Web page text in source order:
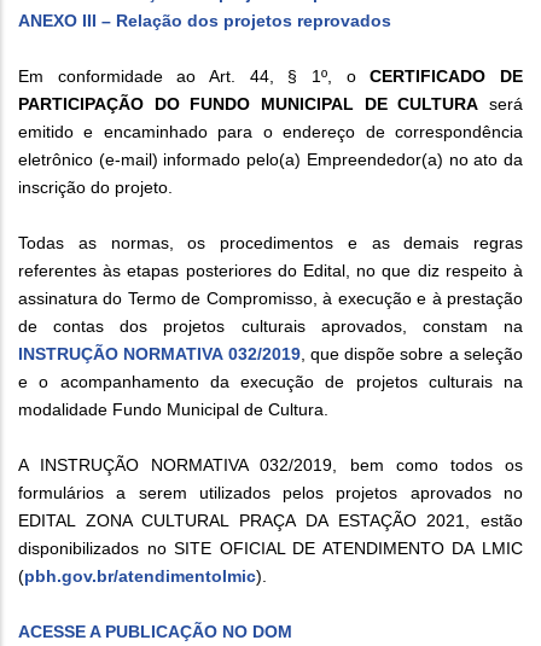
ANEXO III – Relação dos projetos reprovados
Em conformidade ao Art. 44, § 1º, oCERTIFICADO DE
PARTICIPAÇÃO DO FUNDO MUNICIPAL DE CULTURA será
emitido e encaminhado para o endereço de correspondência
eletrônico (e‐mail) informado pelo(a) Empreendedor(a) no ato da
inscrição do projeto.
Todas as normas, os procedimentos e as demais regras
referentes às etapas posteriores do Edital, no que diz respeito à
assinatura do Termo de Compromisso, à execução e à prestação
de contas dos projetos culturais aprovados, constam na
INSTRUÇÃO NORMATIVA 032/2019, que dispõe sobre a seleção
e o acompanhamento da execução de projetos culturais na
modalidade Fundo Municipal de Cultura.
A INSTRUÇÃO NORMATIVA 032/2019, bem como todos os
formulários a serem utilizados pelos projetos aprovados no
EDITAL ZONA CULTURAL PRAÇA DA ESTAÇÃO 2021, estão
disponibilizados no SITE OFICIAL DE ATENDIMENTO DA LMIC
(pbh.gov.br/atendimentolmic).
ACESSE A PUBLICAÇÃO NO DOM